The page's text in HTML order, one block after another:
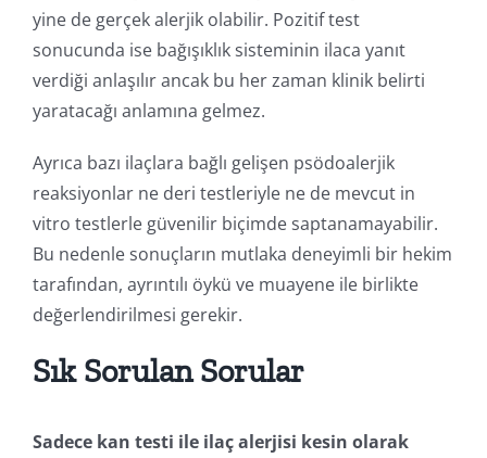
yine de gerçek alerjik olabilir. Pozitif test
sonucunda ise bağışıklık sisteminin ilaca yanıt
verdiği anlaşılır ancak bu her zaman klinik belirti
yaratacağı anlamına gelmez.
Ayrıca bazı ilaçlara bağlı gelişen psödoalerjik
reaksiyonlar ne deri testleriyle ne de mevcut in
vitro testlerle güvenilir biçimde saptanamayabilir.
Bu nedenle sonuçların mutlaka deneyimli bir hekim
tarafından, ayrıntılı öykü ve muayene ile birlikte
değerlendirilmesi gerekir.
Sık Sorulan Sorular
Sadece kan testi ile ilaç alerjisi kesin olarak